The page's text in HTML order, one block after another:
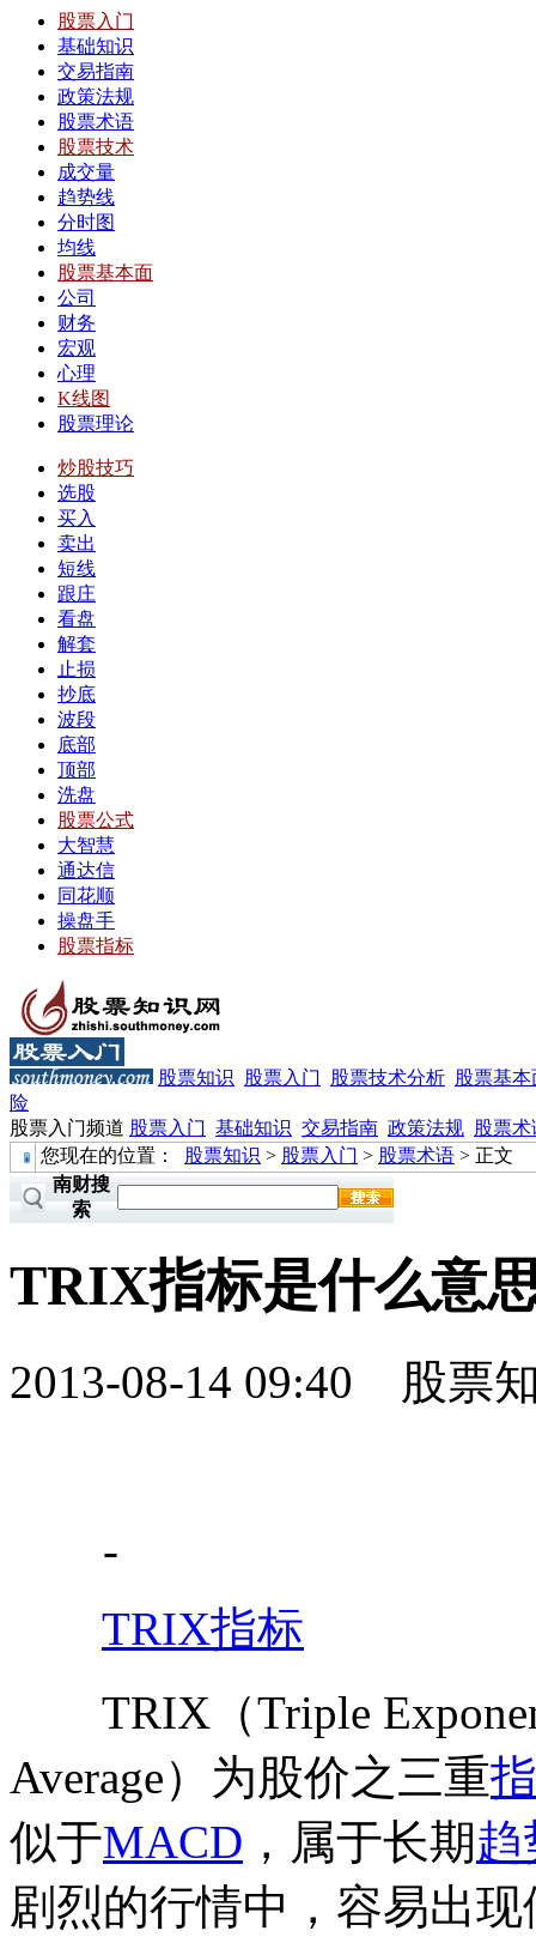
股票入门
基础知识
交易指南
政策法规
股票术语
股票技术
成交量
趋势线
分时图
均线
股票基本面
公司
财务
宏观
心理
K线图
股票理论
炒股技巧
选股
买入
卖出
短线
跟庄
看盘
解套
止损
抄底
波段
底部
顶部
洗盘
股票公式
大智慧
通达信
同花顺
操盘手
股票指标
股票知识 股票入门 股票技术分析 股票基
险
股票入门频道 股票入门 基础知识 交易指南 政策法规 股票术
您现在的位置：
股票知识 > 股票入门 > 股票术语 > 正文
南财搜
索
TRIX指标是什么意
2013-08-14 09:40 股票
-
TRIX指标
TRIX（Triple
Average）为股价之三重
似于MACD ，属于长期趋
剧烈的行情中，容易出